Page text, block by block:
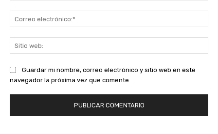
Guardar mi nombre, correo electrónico y sitio web en este
navegador la próxima vez que comente.